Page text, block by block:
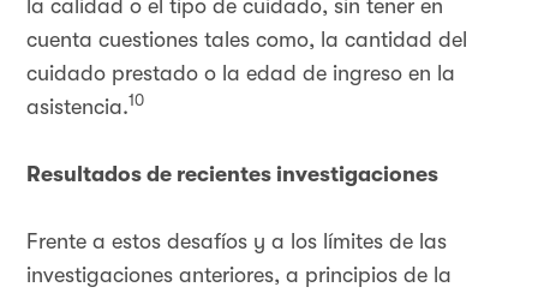
la calidad o el tipo de cuidado, sin tener en
cuenta cuestiones tales como, la cantidad del
cuidado prestado o la edad de ingreso en la
asistencia.10
Resultados de recientes investigaciones
Frente a estos desafíos y a los límites de las
investigaciones anteriores, a principios de la